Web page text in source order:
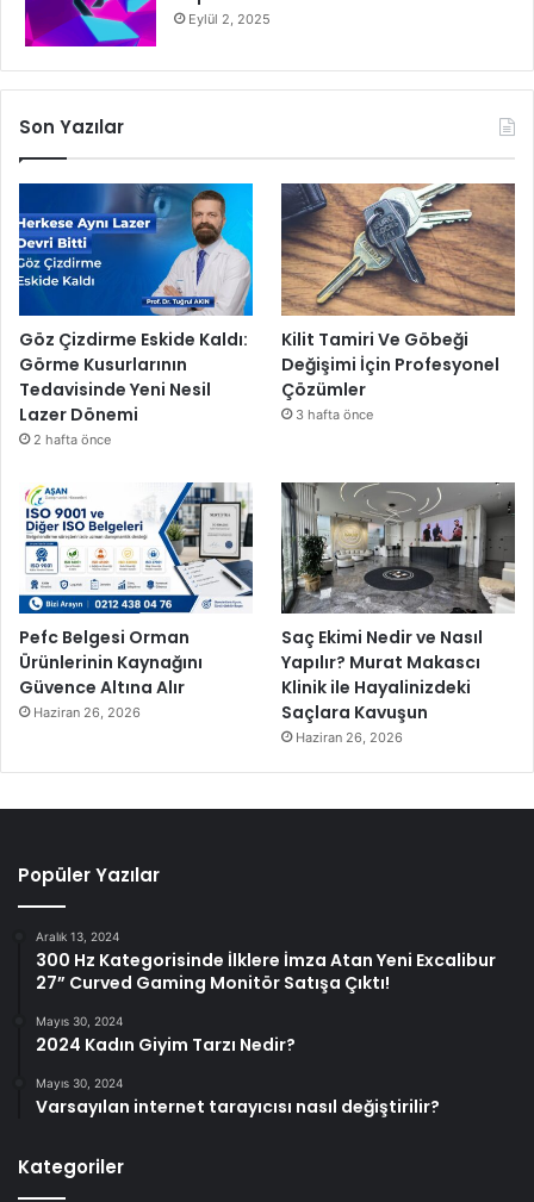
Eylül 2, 2025
Son Yazılar
Göz Çizdirme Eskide Kaldı:
Görme Kusurlarının
Tedavisinde Yeni Nesil
Lazer Dönemi
2 hafta önce
Kilit Tamiri Ve Göbeği
Değişimi İçin Profesyonel
Çözümler
3 hafta önce
Pefc Belgesi Orman
Ürünlerinin Kaynağını
Güvence Altına Alır
Haziran 26, 2026
Saç Ekimi Nedir ve Nasıl
Yapılır? Murat Makascı
Klinik ile Hayalinizdeki
Saçlara Kavuşun
Haziran 26, 2026
Popüler Yazılar
Aralık 13, 2024
300 Hz Kategorisinde İlklere İmza Atan Yeni Excalibur
27” Curved Gaming Monitör Satışa Çıktı!
Mayıs 30, 2024
2024 Kadın Giyim Tarzı Nedir?
Mayıs 30, 2024
Varsayılan internet tarayıcısı nasıl değiştirilir?
Kategoriler